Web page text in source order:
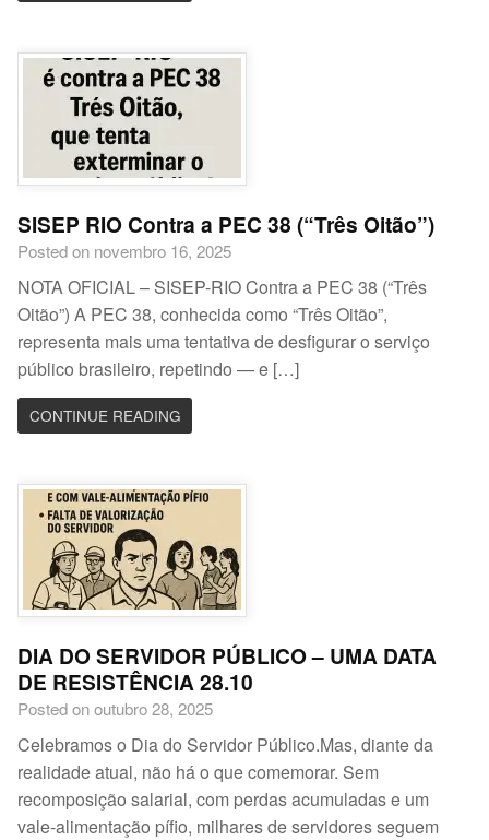
SISEP RIO Contra a PEC 38 (“Três Oitão”)
Posted on novembro 16, 2025
NOTA OFICIAL – SISEP-RIO Contra a PEC 38 (“Três
Oitão”) A PEC 38, conhecida como “Três Oitão”,
representa mais uma tentativa de desfigurar o serviço
público brasileiro, repetindo — e […]
CONTINUE READING
DIA DO SERVIDOR PÚBLICO – UMA DATA
DE RESISTÊNCIA 28.10
Posted on outubro 28, 2025
Celebramos o Dia do Servidor Público.Mas, diante da
realidade atual, não há o que comemorar. Sem
recomposição salarial, com perdas acumuladas e um
vale-alimentação pífio, milhares de servidores seguem